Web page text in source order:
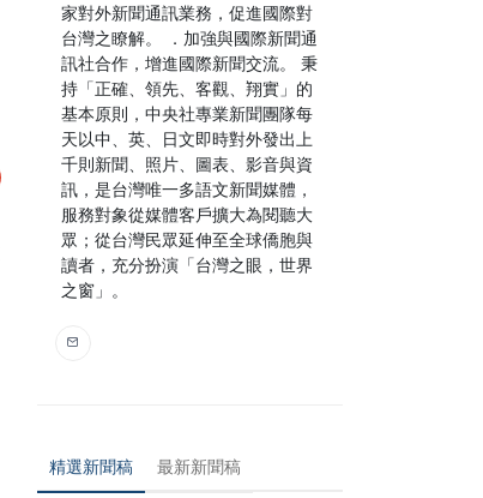
家對外新聞通訊業務，促進國際對
台灣之瞭解。 ．加強與國際新聞通
訊社合作，增進國際新聞交流。 秉
持「正確、領先、客觀、翔實」的
基本原則，中央社專業新聞團隊每
天以中、英、日文即時對外發出上
千則新聞、照片、圖表、影音與資
訊，是台灣唯一多語文新聞媒體，
服務對象從媒體客戶擴大為閱聽大
眾；從台灣民眾延伸至全球僑胞與
讀者，充分扮演「台灣之眼，世界
之窗」。
精選新聞稿 最新新聞稿